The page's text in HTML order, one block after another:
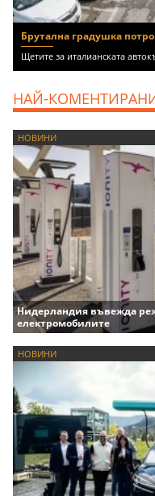
Брутална градушка
Щетите за италианската
НАЙ-
НОВИНИ
Нидерландия въвежда
електромобилите
НОВИНИ